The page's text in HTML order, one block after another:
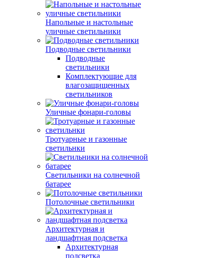
Напольные и настольные
уличные светильники
Подводные светильники
Подводные
светильники
Комплектующие для
влагозащищенных
светильников
Уличные фонари-головы
Тротуарные и газонные
светильнки
Светильники на солнечной
батарее
Потолочные светильники
Архитектурная и
ландшафтная подсветка
Архитектурная
подсветка